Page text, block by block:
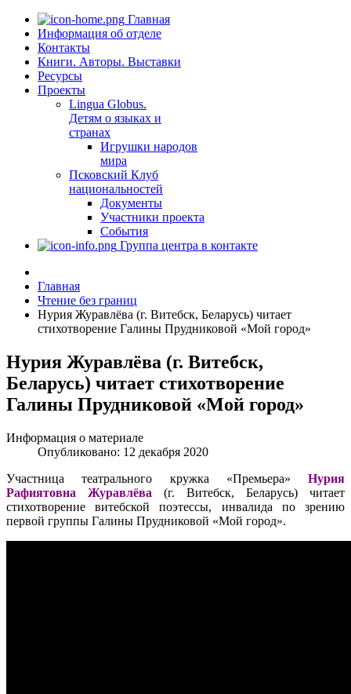
Главная
Информация об отделе
Контакты
Книги. Авторы. Выставки
Ресурсы
Проекты
Lingua Globus.
Детям о языках и
странах
Игрушки народов
мира
Псковский Клуб
национальностей
Документы
Участники проекта
События
Группа центра в контакте
Главная
Чтение без границ
Нурия Журавлёва (г. Витебск, Беларусь) читает
стихотворение Галины Прудниковой «Мой город»
Нурия Журавлёва (г. Витебск,
Беларусь) читает стихотворение
Галины Прудниковой «Мой город»
Информация о материале
Опубликовано: 12 декабря 2020
Участница театрального кружка «Премьера» Нурия
Рафиятовна Журавлёва (г. Витебск, Беларусь) читает
стихотворение витебской поэтессы, инвалида по зрению
первой группы Галины Прудниковой «Мой город».